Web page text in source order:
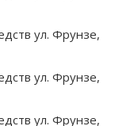
ул. Фрунзе,
ул. Фрунзе,
ул. Фрунзе,